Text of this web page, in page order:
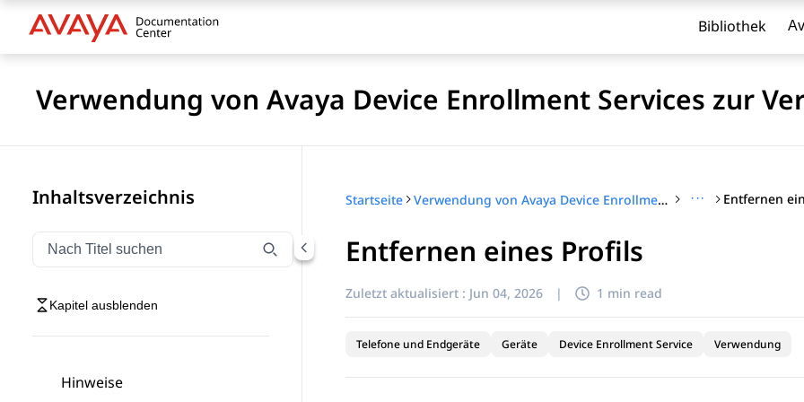
Bibliothek
Verwendung von Avaya Device Enrollment Services zur
Inhaltsverzeichnis
Navigation nach Titel filtern
Geben Sie Text ein, um Navigationselemente nach Titel zu filtern.
Kapitel ausblenden
Hinweise
Startseite Verwendung von Avaya Device Enrollment Services zur Verwaltung von Endgeräten ··· Entfernen
Entfernen eines Profils
Zuletzt aktualisiert : Jun 04, 2026 | 1 min read
Telefone und Endgeräte Geräte Device Enrollment Service Verwendung